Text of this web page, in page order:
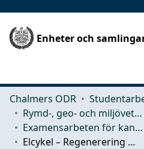
Enheter och
Chalmers ODR
Rymd-, geo- och miljövetenskap (SEE)
Examensarbeten för kandidatexamen
Elcykel – Regenerering med BLDC-motor och DC/DC-omriktare